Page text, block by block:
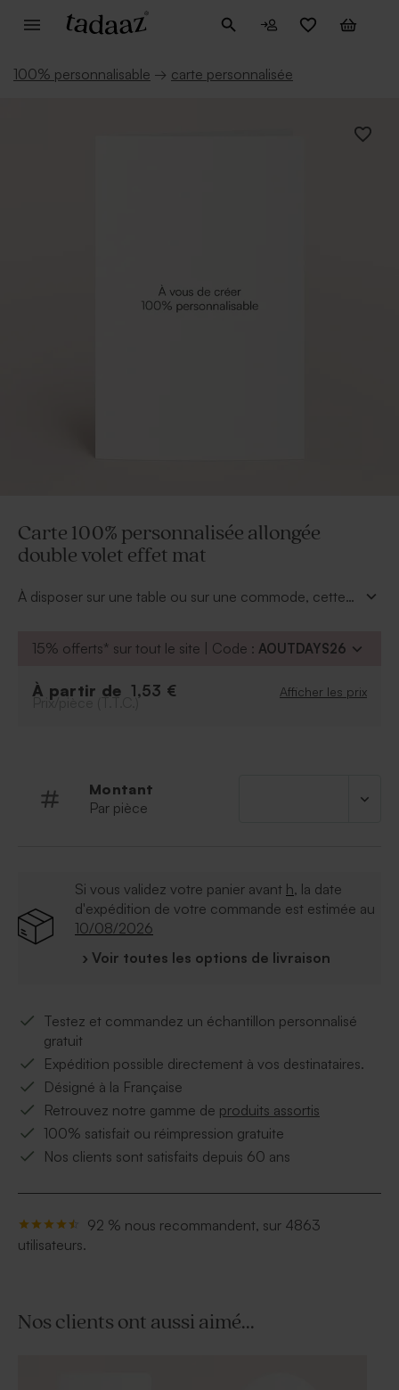
100% personnalisable → carte personnalisée
Carte 100% personnalisée allongée
double volet effet mat
À disposer sur une table ou sur une commode, cette
de A à Z par vous-même. Pour la personnaliser, c'est
carte vierge soit 11x17 cm et ajoutez-le directement
15% offerts* sur tout le site | Code : AOUTDAYS26
À partir de 1,53 € Afficher les prix
Prix/pièce (T.T.C.)
Montant
Par pièce
Si vous validez votre panier avant h, la date
d'expédition de votre commande est estimée au
10/08/2026
› Voir toutes les options de livraison
Testez et commandez un échantillon personnalisé
gratuit
Expédition possible directement à vos destinataires.
Désigné à la Française
Retrouvez notre gamme de produits assortis
100% satisfait ou réimpression gratuite
Nos clients sont satisfaits depuis 60 ans
92 % nous recommandent, sur 4863
utilisateurs.
Nos clients ont aussi aimé...